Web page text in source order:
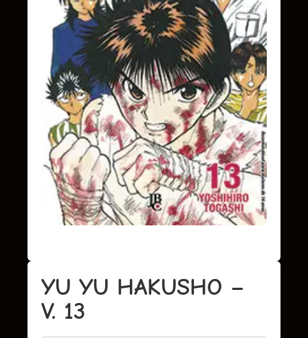
YU YU HAKUSHO –
V. 13